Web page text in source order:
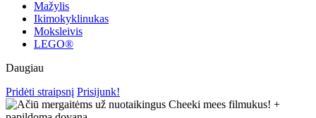
Mažylis
Ikimokyklinukas
Moksleivis
LEGO®
Daugiau
Pridėti straipsnį Prisijunk!